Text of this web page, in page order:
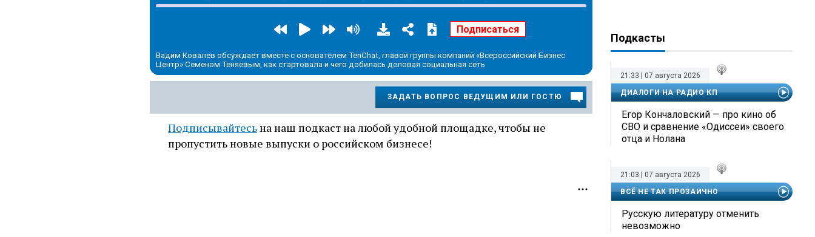
Вадим Ковалев обсуждает вместе с основателем TenChat, главой группы компаний «Всероссийский Бизнес
Центр» Семеном Теняевым, как стартовала и чего добилась деловая социальная сеть
ЗАДАТЬ ВОПРОС ВЕДУЩИМ ИЛИ ГОСТЮ
Подписывайтесьна наш подкаст на любой удобной площадке, чтобы не
пропустить новые выпуски о российском бизнесе!
Подкасты
21:33 | 07 августа 2026
ДИАЛОГИ НА РАДИО КП
Егор Кончаловский — про кино об
СВО и сравнение «Одиссеи» своего
отца и Нолана
21:03 | 07 августа 2026
ВСЁ НЕ ТАК ПРОЗАИЧНО
Русскую литературу отменить
невозможно